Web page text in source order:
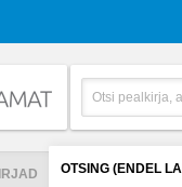
OTSING (ENDEL